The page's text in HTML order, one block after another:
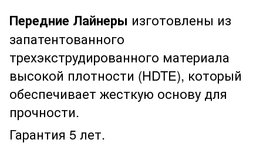
Передние Лайнеры изготовлены из
запатентованного
трехэкструдированного материала
высокой плотности (HDTE), который
обеспечивает жесткую основу для
прочности.
Гарантия 5 лет.